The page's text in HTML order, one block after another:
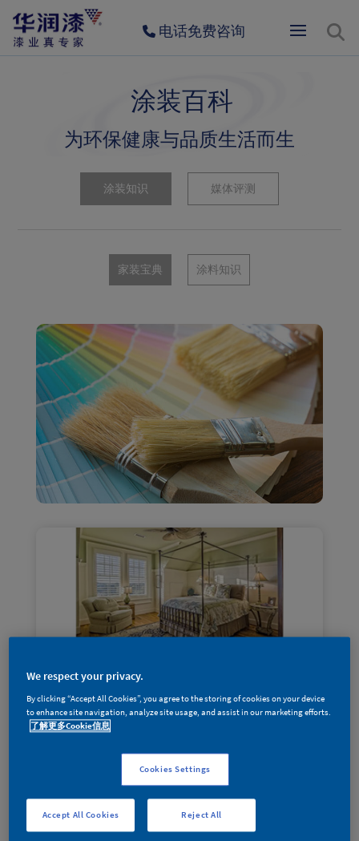
电话免费咨询
涂装百科
为环保健康与品质生活而生
涂装知识 媒体评测
家装宝典 涂料知识
专业「涂」库 | 墙面配色怎么选
2022年6 月|
人一生三分之一的时间，几乎都是在家中卧室度
过。卧室的温馨舒适和配色就显得尤为重要。
搭配，统一整个空间。跚瑚钟绿作为墙面占比最大
的颜色让整个房间生机盎然，灵动清新。在配色
We respect your privacy.
By clicking “Accept All Cookies”, you agree to the storing of cookies on your device
to enhance site navigation, analyze site usage, and assist in our marketing efforts.
了解更多Cookie信息
Cookies Settings
Reject All
Accept All Cookies